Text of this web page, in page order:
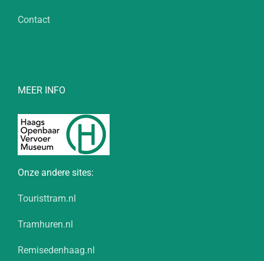
Contact
MEER INFO
Onze andere sites:
Touristtram.nl
Tramhuren.nl
Remisedenhaag.nl